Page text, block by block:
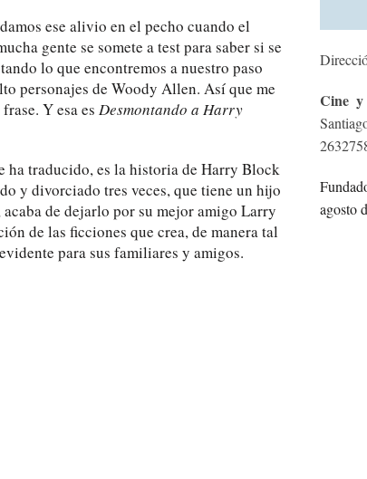
ese alivio en el pecho cuando el
gente se somete a test para saber si se
lo que encontremos a nuestro paso
personajes de Woody Allen. Así que me
Y esa es Desmontando a Harry
ha traducido, es la historia de Harry Block
y divorciado tres veces, que tiene un hijo
de dejarlo por su mejor amigo Larry
de las ficciones que crea, de manera tal
para sus familiares y amigos.
Cine
agosto